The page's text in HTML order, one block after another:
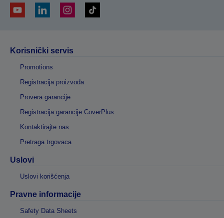
Korisnički servis
Promotions
Registracija proizvoda
Provera garancije
Registracija garancije CoverPlus
Kontaktirajte nas
Pretraga trgovaca
Uslovi
Uslovi korišćenja
Pravne informacije
Safety Data Sheets